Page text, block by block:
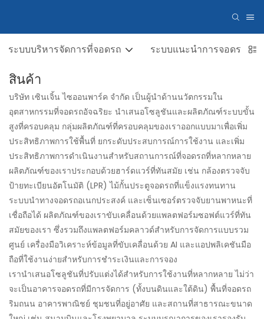
ระบบบริหารจัดการที่จอดรถ ระบบแนะนำการจอดรถ
สินค้า
บริษัท เซินเจิ้น ไซออนพาร์ค จำกัด เป็นผู้นำด้านนวัตกรรมใน
อุตสาหกรรมที่จอดรถอัจฉริยะ นำเสนอโซลูชันและผลิตภัณฑ์ระบบขั้น
สูงที่ครอบคลุม กลุ่มผลิตภัณฑ์ที่ครอบคลุมของเราออกแบบมาเพื่อเพิ่ม
ประสิทธิภาพการใช้พื้นที่ ยกระดับประสบการณ์การใช้งาน และเพิ่ม
ประสิทธิภาพการดำเนินงานสำหรับสถานการณ์ที่จอดรถที่หลากหลาย
ผลิตภัณฑ์ของเราประกอบด้วยฮาร์ดแวร์ที่ทันสมัย ​​เช่น กล้องตรวจจับ
ป้ายทะเบียนอัตโนมัติ (LPR) ไม้กั้นประตูจอดรถที่แข็งแรงทนทาน
ระบบนำทางจอดรถอเนกประสงค์ และเซ็นเซอร์ตรวจจับยานพาหนะที่
เชื่อถือได้ ผลิตภัณฑ์ของเราขับเคลื่อนด้วยแพลตฟอร์มซอฟต์แวร์ที่ทัน
สมัยของเรา ซึ่งรวมถึงแพลตฟอร์มคลาวด์สำหรับการจัดการแบบรวม
ศูนย์ เครื่องมือวิเคราะห์ข้อมูลที่ขับเคลื่อนด้วย AI และแอปพลิเคชันมือ
ถือที่ใช้งานง่ายสำหรับการชำระเงินและการจอง
เรานำเสนอโซลูชันที่ปรับแต่งได้สำหรับการใช้งานที่หลากหลาย ไม่ว่า
จะเป็นอาคารจอดรถที่มีการจัดการ (ทั้งบนดินและใต้ดิน) พื้นที่จอดรถ
ริมถนน อาคารพาณิชย์ ชุมชนที่อยู่อาศัย และสถานที่สาธารณะขนาด